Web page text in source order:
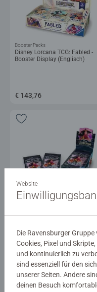
Disney Lorcana TCG: Fabled -
Booster Display (Englisch)
Booster Packs
€ 143,76
Disney Lorcana: Aufstieg der
Booster Packs
€ 59,99
Website
Die Ravensburger
Cookies, Pixel und
und kontinuierlich zu
sind essenziell für den
unserer Seiten. Andere
deinen Besuch